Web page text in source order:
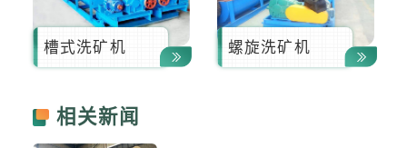
槽式洗矿机 螺旋洗矿机
相关新闻